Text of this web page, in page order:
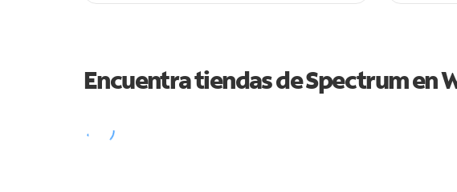
Encuentra tiendas de Spectrum en